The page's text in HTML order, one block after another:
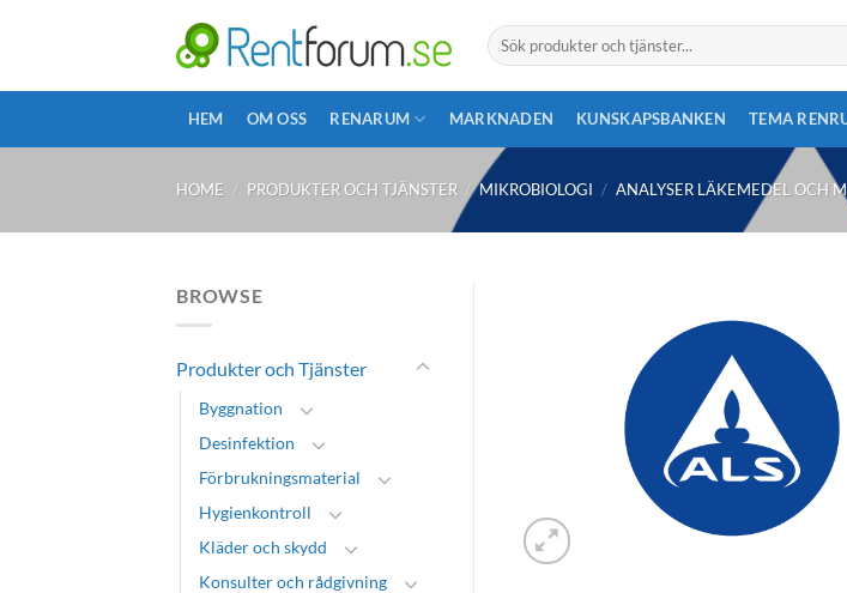
Search
for:
HEM OM OSS RENARUM MARKNADEN KUNSKAPSBANKEN TEMA
HOME / PRODUKTER OCH TJÄNSTER / MIKROBIOLOGI / ANALYSER LÄKEMEDEL OCH
BROWSE
Produkter och Tjänster
Byggnation
Desinfektion
Förbrukningsmaterial
Hygienkontroll
Kläder och skydd
Konsulter och rådgivning